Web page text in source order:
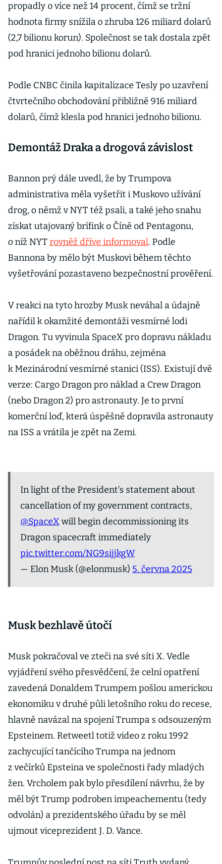
propadly o více než 14 procent, čímž se tržní
hodnota firmy snížila o zhruba 126 miliard dolarů
(2,7 bilionu korun). Společnost se tak dostala zpět
pod hranici jednoho bilionu dolarů.
Podle CNBC činila kapitalizace Tesly po uzavření
čtvrtečního obchodování přibližně 916 miliard
dolarů, čímž klesla pod hranici jednoho bilionu.
Demontáž Draka a drogová závislost
Bannon prý dále uvedl, že by Trumpova
administrativa měla vyšetřit i Muskovo užívání
drog, o němž v NYT též psali, a také jeho snahu
získat utajovaný brífink o Číně od Pentagonu,
o níž NYT rovněž dříve informoval. Podle
Bannona by mělo být Muskovi během těchto
vyšetřování pozastaveno bezpečnostní prověření.
V reakci na tyto hrozby Musk neváhal a údajně
nařídil k okamžité demontáži vesmírné lodi
Dragon. Tu vyvinula SpaceX pro dopravu nákladu
a posádek na oběžnou dráhu, zejména
k Mezinárodní vesmírné stanici (ISS). Existují dvě
verze: Cargo Dragon pro náklad a Crew Dragon
(nebo Dragon 2) pro astronauty. Je to první
komerční loď, která úspěšně dopravila astronauty
na ISS a vrátila je zpět na Zemi.
In light of the President’s statement about
cancellation of my government contracts,
@SpaceXwill begin decommissioning its
Dragon spacecraft immediately
pic.twitter.com/NG9sijjkgW
— Elon Musk (@elonmusk) 5. června 2025
Musk bezhlavě útočí
Musk pokračoval ve zteči na své síti X. Vedle
vyjádření svého přesvědčení, že celní opatření
zavedená Donaldem Trumpem pošlou americkou
ekonomiku v druhé půli letošního roku do recese,
hlavně navázal na spojení Trumpa s odsouzeným
Epsteinem. Retweetl totiž video z roku 1992
zachycující tančícího Trumpa na jednom
z večírků Epsteina ve společnosti řady mladých
žen. Vrcholem pak bylo přesdílení návrhu, že by
měl být Trump podroben impeachementu (tedy
odvolán) a prezidentského úřadu by se měl
ujmout viceprezident J. D. Vance.